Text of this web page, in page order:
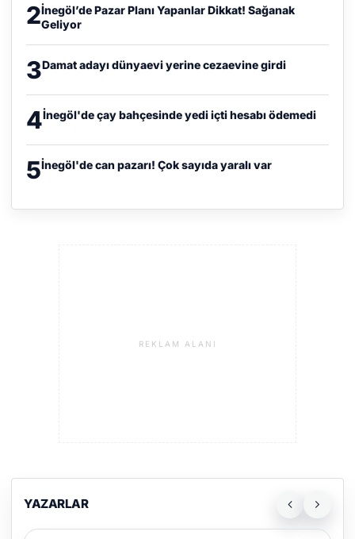
2İnegöl’de Pazar Planı Yapanlar Dikkat! Sağanak
Geliyor
3Damat adayı dünyaevi yerine cezaevine girdi
4İnegöl'de çay bahçesinde yedi içti hesabı ödemedi
5İnegöl'de can pazarı! Çok sayıda yaralı var
REKLAM ALANI
YAZARLAR